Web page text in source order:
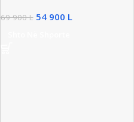
69 900L 54 900 L